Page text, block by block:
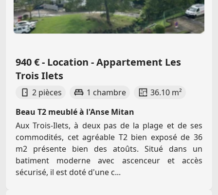
940 € - Location - Appartement Les
Trois Ilets
2 pièces 1 chambre
36.10 m²
Beau T2 meublé à l'Anse Mitan
Aux Trois-Ilets, à deux pas de la plage et de ses
commodités, cet agréable T2 bien exposé de 36
m2 présente bien des atoûts. Situé dans un
batiment moderne avec ascenceur et accès
sécurisé, il est doté d'une c...